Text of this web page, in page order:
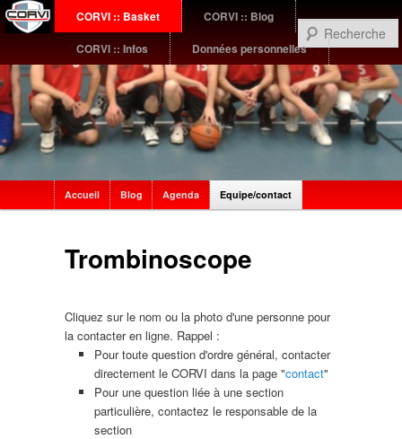
Menu
principal
Aller
contenu
principal
Aller
contenu
secondaire
CORVI :: Basket
CORVI :: Blog
CORVI :: Infos
Données personnelles
menu
Accueil Blog Agenda Equipe/contact
Trombinoscope
Cliquez sur le nom ou la photo d'une personne pour
la contacter en ligne. Rappel :
Pour toute question d'ordre général, contacter
directement le CORVI dans la page "contact"
Pour une question liée à une section
particulière, contactez le responsable de la
section